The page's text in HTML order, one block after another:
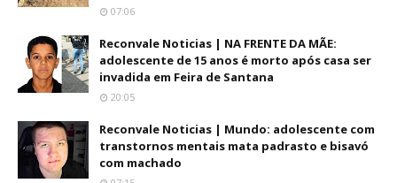
07:06
Reconvale Noticias | NA FRENTE DA MÃE:
adolescente de 15 anos é morto após casa ser
invadida em Feira de Santana
20:05
Reconvale Noticias | Mundo: adolescente com
transtornos mentais mata padrasto e bisavó
com machado